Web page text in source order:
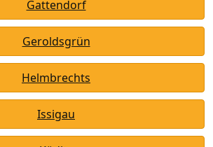
Gattendorf
Geroldsgrün
Helmbrechts
Issigau